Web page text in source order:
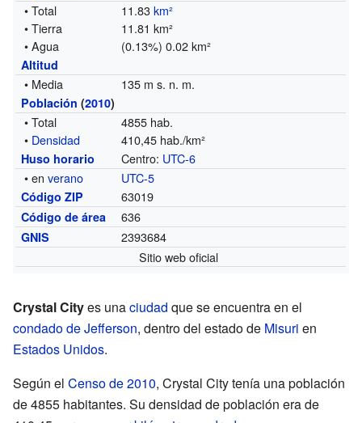
• Total 11.83km²
• Tierra
11.81 km²
• Agua
(0.13%) 0.02 km²
Altitud
• Media 135 m s. n. m.
Población (2010)
• Total
4855 hab.
• Densidad 410,45 hab./km²
Huso horario Centro: UTC-6
• enverano UTC-5
Código ZIP 63019
Código de área 636
GNIS
2393684
Sitio web oficial
Crystal Cityes unaciudad que se encuentra en el
condado de Jefferson, dentro del estado de Misuri en
Estados Unidos.
Según el Censo de 2010, Crystal City tenía una población
de 4855 habitantes. Su densidad de población era de